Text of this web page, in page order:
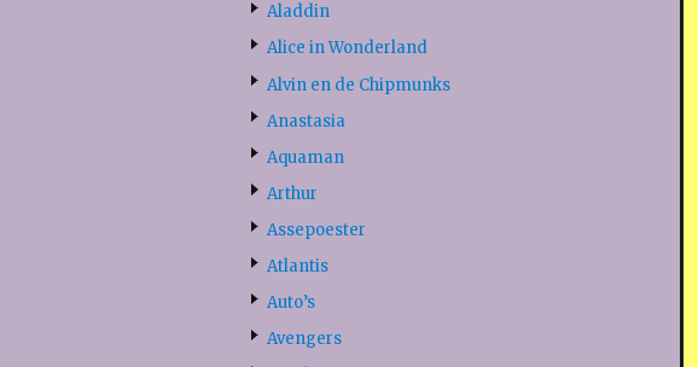
Aladdin
Alice in Wonderland
Alvin en de Chipmunks
Anastasia
Aquaman
Arthur
Assepoester
Atlantis
Auto’s
Avengers